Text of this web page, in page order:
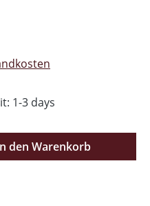
1-3 days
den gewünschten
den Warenkorb